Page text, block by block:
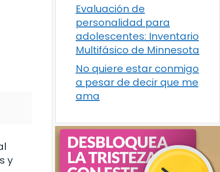
y
Evaluación de
personalidad para
adolescentes: Inventario
Multifásico de Minnesota
No quiere estar conmigo
a pesar de decir que me
ama